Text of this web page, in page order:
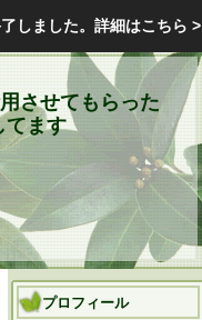
しました。 詳細はこちら >
させてもらった
てます
プロフィール